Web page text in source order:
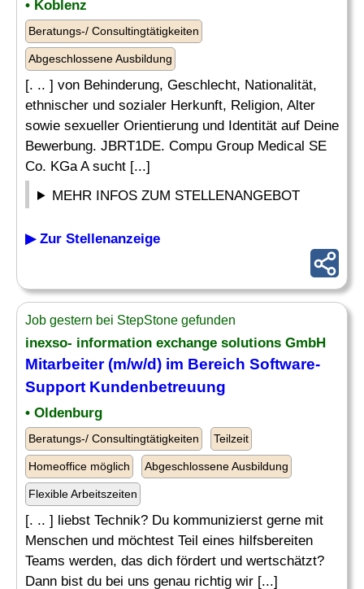
• Koblenz
Beratungs-/ Consultingtätigkeiten
Abgeschlossene Ausbildung
[. .. ] von Behinderung, Geschlecht, Nationalität,
ethnischer und sozialer Herkunft, Religion, Alter
sowie sexueller Orientierung und Identität auf Deine
Bewerbung. JBRT1DE. Compu Group Medical SE
Co. KGa A sucht [...]
MEHR INFOS ZUM STELLENANGEBOT
▶ Zur Stellenanzeige
Job gestern bei StepStone gefunden
inexso- information exchange solutions GmbH
Mitarbeiter(m/w/d) im Bereich Software-
Support Kundenbetreuung
• Oldenburg
Beratungs-/ Consultingtätigkeiten Teilzeit
Homeoffice möglich Abgeschlossene Ausbildung
Flexible Arbeitszeiten
[. .. ] liebst Technik? Du kommunizierst gerne mit
Menschen und möchtest Teil eines hilfsbereiten
Teams werden, das dich fördert und wertschätzt?
Dann bist du bei uns genau richtig wir [...]